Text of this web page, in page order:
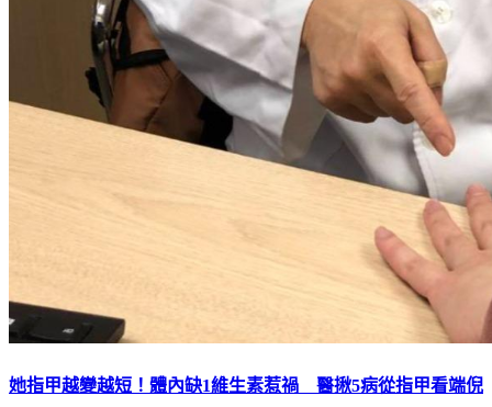
她指甲越變越短！體內缺1維生素惹禍 醫揪5病從指甲看端倪